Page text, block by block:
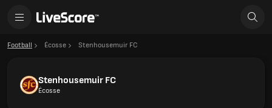
Football Écosse Stenhousemuir FC
Stenhousemuir FC
Écosse